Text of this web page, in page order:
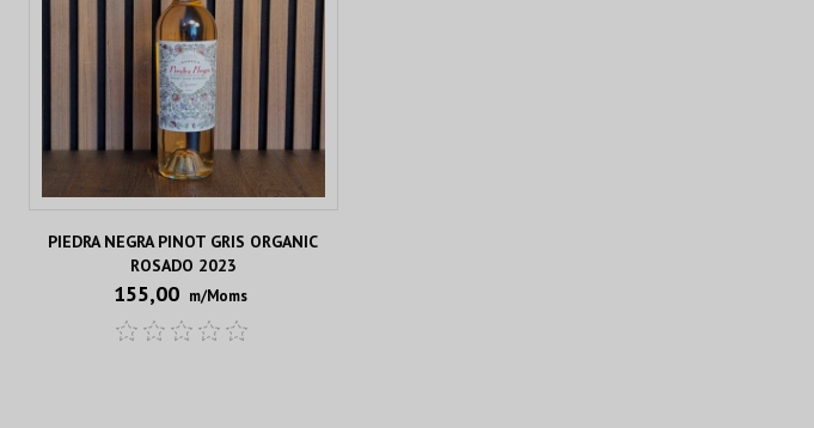
PIEDRA NEGRA PINOT GRIS ORGANIC
ROSADO 2023
155,00 m/Moms